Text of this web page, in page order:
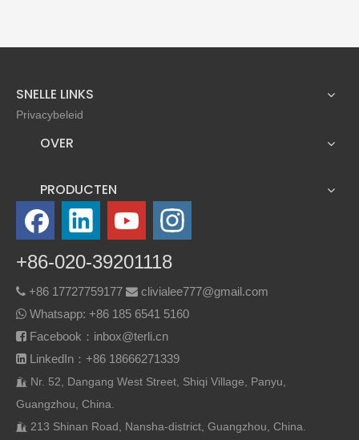
SNELLE LINKS
Privacybeleid
OVER
PRODUCTEN
+86-020-39201118
 +86 17727759177  clivialee777@gmail.com
 Whatsapp: +86 185 6541 5160
 Facebook：inbox@terli.cn
 LinkedIn：+86 18666271339
 Nr. 52, Dangang West Street, Shiqi Village, Panyu,
Guangzhou, China.
 213 Shinan Road, Nansha-district, Guangzhou, China.